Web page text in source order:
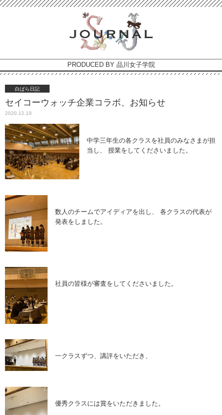
PRODUCED BY 品川女子学院
白ばら日記
セイコーウォッチ企業コラボ、お知らせ
2020.12.19
中学三年生の各クラスを社員のみなさまが担
当し、 授業をしてくださいました。
数人のチームでアイディアを出し、 各クラスの代表が
発表をしました。
社員の皆様が審査をしてくださいました。
一クラスずつ、講評をいただき、
優秀クラスには賞をいただきました。